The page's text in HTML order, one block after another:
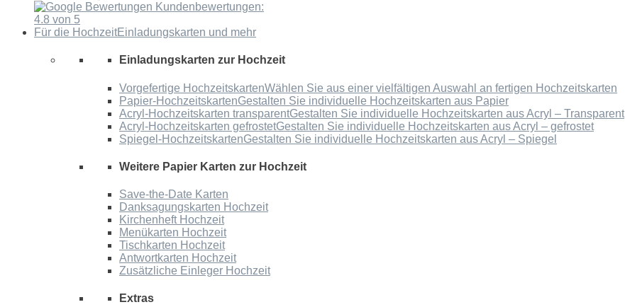
Kundenbewertungen:
4.8 von 5
Für die HochzeitEinladungskarten und mehr
Einladungskarten zur Hochzeit
Vorgefertige HochzeitskartenWählen Sie aus einer vielfältigen Auswahl an fertigen Hochzeitskarten
Papier-HochzeitskartenGestalten Sie individuelle Hochzeitskarten aus Papier
Acryl-Hochzeitskarten transparentGestalten Sie individuelle Hochzeitskarten aus Acryl – Transparent
Acryl-Hochzeitskarten gefrostetGestalten Sie individuelle Hochzeitskarten aus Acryl – gefrostet
Spiegel-HochzeitskartenGestalten Sie individuelle Hochzeitskarten aus Acryl – Spiegel
Weitere Papier Karten zur Hochzeit
Save-the-Date Karten
Danksagungskarten Hochzeit
Kirchenheft Hochzeit
Menükarten Hochzeit
Tischkarten Hochzeit
Antwortkarten Hochzeit
Zusätzliche Einleger Hochzeit
Extras